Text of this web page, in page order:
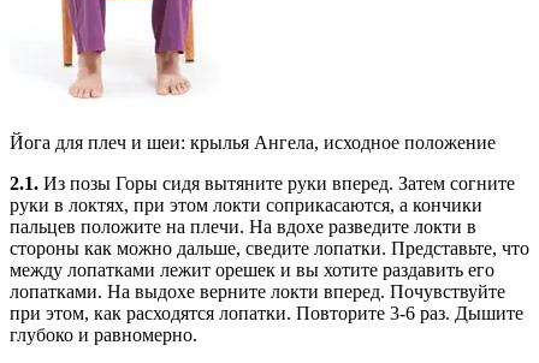
Йога для плеч и шеи: крылья Ангела, исходное положение
2.1. Из позы Горы сидя вытяните руки вперед. Затем согните
руки в локтях, при этом локти соприкасаются, а кончики
пальцев положите на плечи. На вдохе разведите локти в
стороны как можно дальше, сведите лопатки. Представьте, что
между лопатками лежит орешек и вы хотите раздавить его
лопатками. На выдохе верните локти вперед. Почувствуйте
при этом, как расходятся лопатки. Повторите 3-6 раз. Дышите
глубоко и равномерно.